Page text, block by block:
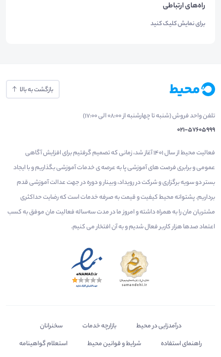
راه‌های ارتباطی
برای نمایش کلیک کنید
بازگشت به بالا
تلفن واحد فروش (شنبه تا چهارشنبه از 08:00 الی 17:00)
021-57605999
فعالیت محیط از سال 1401 آغاز شد، زمانی که تصمیم گرفتیم برای افزایش آگاهی
عمومی و برابری فرصت های آموزشی پا به عرصه ی خدمات آموزشی بگذاریم و با ایجاد
بستر دو سویه برگزاری و شرکت در رویداد، وبینار و دوره در جهت عدالت آموزشی قدم
برداریم. پشتوانه محیط کیفیت و قیمت به صرفه خدمات است که رضایت حداکثری
مشتریان مان را به همراه داشته و امروز ما در مدت سه‌ساله فعالیت مان موفق به کسب
اعتماد صدها هزار کاربر فعال شدیم و به آن افتخار می‌ کنیم.
درآمدزایی در محیط بازارچه خدمات
سخنرانان
راهنمای استفاده
شرایط و قوانین محیط
استعلام گواهینامه